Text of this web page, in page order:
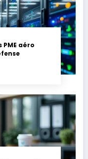
aéro